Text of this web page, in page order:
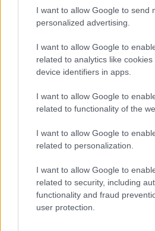
I want to allow Google to send
personalized advertising.
I want to allow Google to
related to analytics like
device identifiers in apps.
I want to allow Google to
related to functionality of the
I want to allow Google to
related to personalization.
I want to allow Google to
related to security, including
functionality and fraud
user protection.
tudsz azonnal kilépni, ne ess
ne veszítsd el a reményt és ne
Tervezz előre, építs biztonsági
az alternatív lehetőségeidet.
bármilyen munka vagy
fel, hogy amennyiben nincs új
zsebedben, ez az időszak is
ám ez nem azt jelenti, hogy
inkább csak egy bizonyos idő